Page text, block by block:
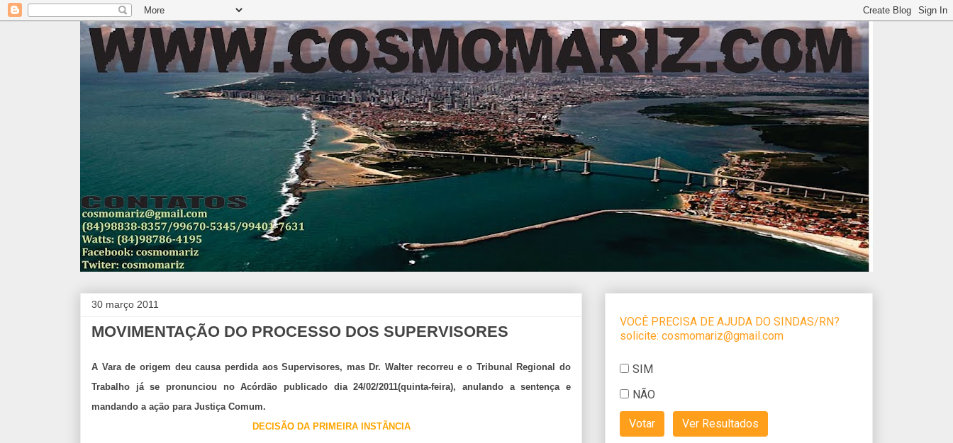
30 março 2011
MOVIMENTAÇÃO DO PROCESSO DOS SUPERVISORES
A Vara de origem deu causa perdida aos Supervisores, mas Dr. Walter recorreu e o Tribunal Regional do
Trabalho já se pronunciou no Acórdão publicado dia 24/02/2011(quinta-feira), anulando a sentença e
mandando a ação para Justiça Comum.
DECISÃO DA PRIMEIRA INSTÃNCIA